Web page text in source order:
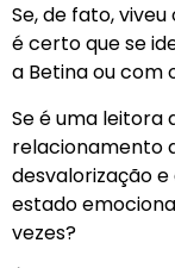
Se, de fato,
é certo que se
a Betina ou com
Se é uma leitora
relacionamento
desvalorização
estado
vezes?